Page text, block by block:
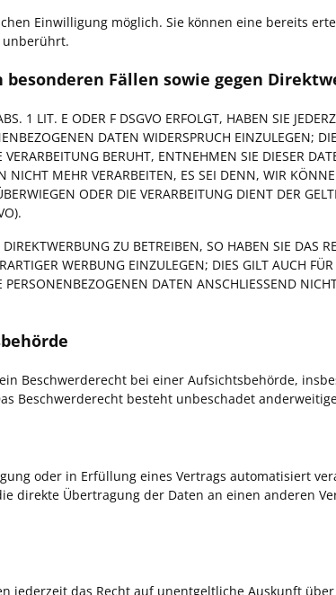
Einwilligung möglich. Sie können eine bereits
unberührt.
Fällen sowie gegen
1 LIT. E ODER F DSGVO ERFOLGT, HABEN SIE
DATEN WIDERSPRUCH EINZULEGEN;
BERUHT, ENTNEHMEN SIE DIESER
MEHR VERARBEITEN, ES SEI DENN, WIR
ODER DIE VERARBEITUNG DIENT DER
ZU BETREIBEN, SO HABEN SIE DAS
WERBUNG EINZULEGEN; DIES GILT AUCH
DATEN ANSCHLIESSEND
Beschwerderecht bei einer Aufsichtsbehörde,
Beschwerderecht besteht unbeschadet
oder in Erfüllung eines Vertrags automatisiert
direkte Übertragung der Daten an einen anderen
jederzeit das Recht auf unentgeltliche Auskunft